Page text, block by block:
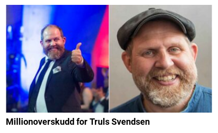
Millionoverskudd for Truls Svendsen